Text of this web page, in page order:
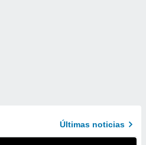
Últimas noticias